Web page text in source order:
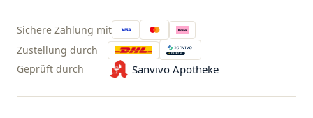
Sichere Zahlung mit
Zustellung durch
Geprüft durch
Sanvivo Apotheke